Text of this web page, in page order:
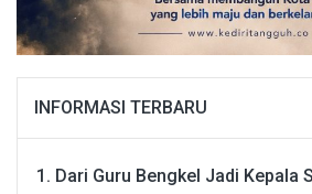
INFORMASI TERBARU
Dari Guru Bengkel Jadi Kepala